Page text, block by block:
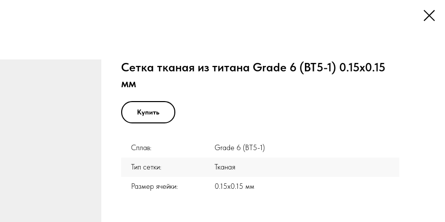
Сетка тканая из титана Grade 6 (ВТ5-1) 0.15x0.15
мм
Купить
Сплав: Grade 6 (ВТ5-1)
Тип сетки: Тканая
Размер ячейки: 0.15x0.15 мм